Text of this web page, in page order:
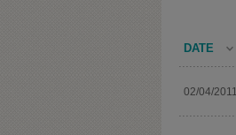
DATE
02/04/2011